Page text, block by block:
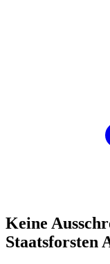
Keine
Staatsforsten